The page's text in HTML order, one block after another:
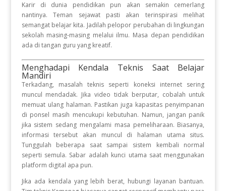
Karir di dunia pendidikan pun akan semakin cemerlang
nantinya. Teman sejawat pasti akan terinspirasi melihat
semangat belajar kita. Jadilah pelopor perubahan di lingkungan
sekolah masing-masing melalui ilmu. Masa depan pendidikan
ada di tangan guru yang kreatif.
Menghadapi Kendala Teknis Saat Belajar
Mandiri
Terkadang, masalah teknis seperti koneksi internet sering
muncul mendadak. Jika video tidak berputar, cobalah untuk
memuat ulang halaman. Pastikan juga kapasitas penyimpanan
di ponsel masih mencukupi kebutuhan. Namun, jangan panik
jika sistem sedang mengalami masa pemeliharaan. Biasanya,
informasi tersebut akan muncul di halaman utama situs.
Tunggulah beberapa saat sampai sistem kembali normal
seperti semula. Sabar adalah kunci utama saat menggunakan
platform digital apa pun.
Jika ada kendala yang lebih berat, hubungi layanan bantuan.